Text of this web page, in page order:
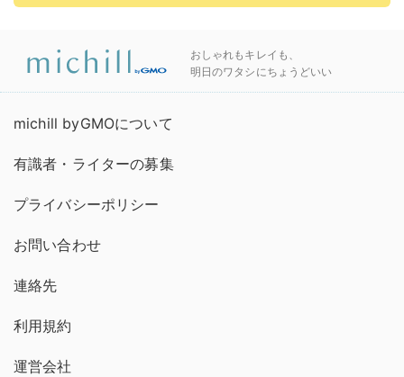
おしゃれもキレイも、
明日のワタシにちょうどいい
michill byGMOについて
有識者・ライターの募集
プライバシーポリシー
お問い合わせ
連絡先
利用規約
運営会社